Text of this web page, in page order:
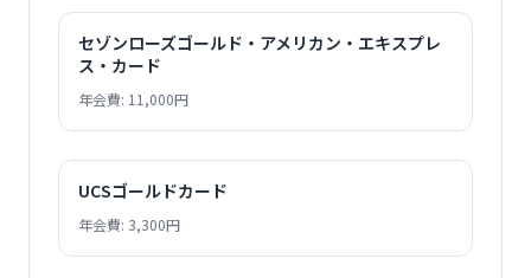
セゾンローズゴールド・アメリカン・エキスプレ
ス・カード
年会費: 11,000円
UCSゴールドカード
年会費: 3,300円